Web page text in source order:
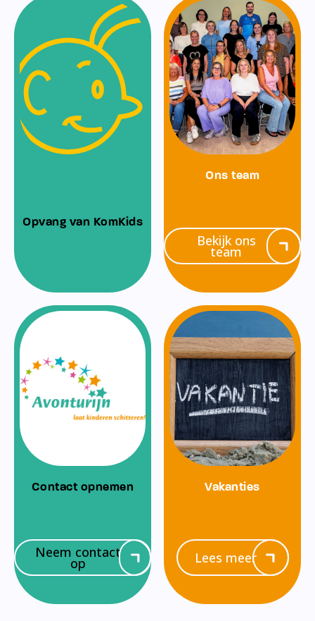
Opvang van KomKids
Ons team
Bekijk ons
team
Contact opnemen
Neem contact
op
Vakanties
Lees meer